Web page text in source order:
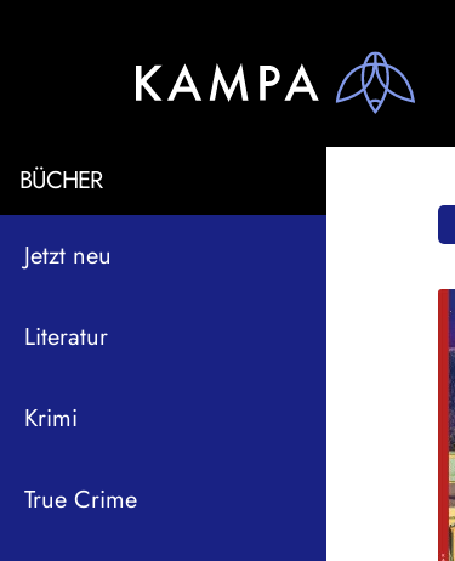
BÜCHER
Jetzt neu
Literatur
Krimi
True Crime